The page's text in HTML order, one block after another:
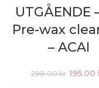
UTGÅENDE
Pre-wax
– ACAI
298.00kr Det
195.00